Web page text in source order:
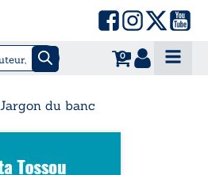
0
Jargon du banc